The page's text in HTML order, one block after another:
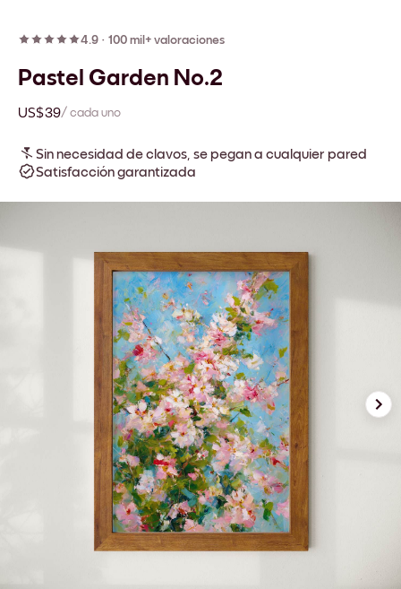
4.9 · 100 mil+ valoraciones
Pastel Garden No.2
US$39/ cada uno
Sin necesidad de clavos, se pegan a cualquier pared
Satisfacción garantizada